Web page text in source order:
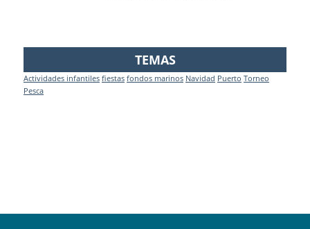
TEMAS
Actividades infantiles fiestas fondos marinos Navidad Puerto Torneo
Pesca